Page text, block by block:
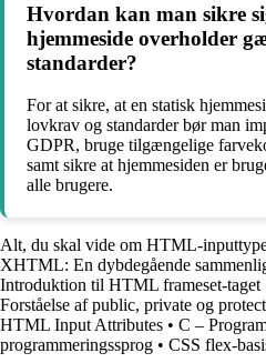
Hvordan kan man sikre
hjemmeside overholder
standarder?
For at sikre, at en statisk
lovkrav og standarder bør man
GDPR, bruge tilgængelige
samt sikre at hjemmesiden er
alle brugere.
Alt, du skal vide om HTML-
XHTML: En dybdegående
Introduktion til HTML frameset-taget
Forståelse af public, private og
HTML Input Attributes • C –
programmeringssprog • CSS flex-